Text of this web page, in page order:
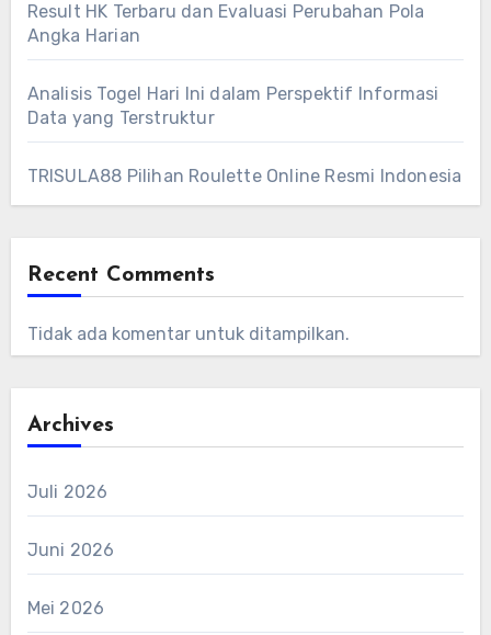
Result HK Terbaru dan Evaluasi Perubahan Pola
Angka Harian
Analisis Togel Hari Ini dalam Perspektif Informasi
Data yang Terstruktur
TRISULA88 Pilihan Roulette Online Resmi Indonesia
Recent Comments
Tidak ada komentar untuk ditampilkan.
Archives
Juli 2026
Juni 2026
Mei 2026